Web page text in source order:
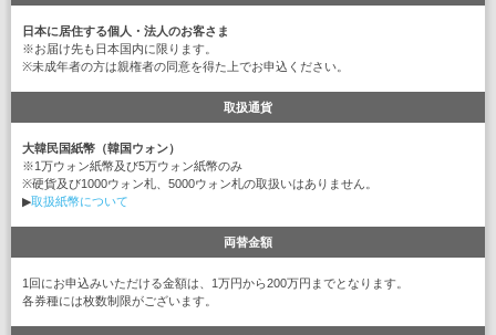
日本に居住する個人・法人のお客さま
※お届け先も日本国内に限ります。
※未成年者の方は親権者の同意を得た上でお申込ください。
取扱通貨
大韓民国紙幣（韓国ウォン）
※1万ウォン紙幣及び5万ウォン紙幣のみ
※硬貨及び1000ウォン札、5000ウォン札の取扱いはありません。
▶取扱紙幣について
両替金額
1回にお申込みいただける金額は、1万円から200万円までとなります。
各券種には枚数制限がございます。